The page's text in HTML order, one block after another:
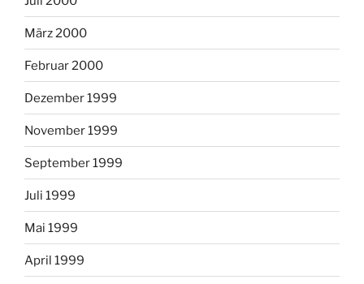
März 2000
Februar 2000
Dezember 1999
November 1999
September 1999
Juli 1999
Mai 1999
April 1999